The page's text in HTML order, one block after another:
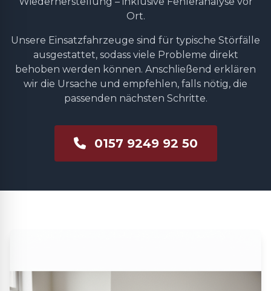
Ort.
Unsere Einsatzfahrzeuge sind für typische Störfälle
ausgestattet, sodass viele Probleme direkt
behoben werden können. Anschließend erklären
wir die Ursache und empfehlen, falls nötig, die
passenden nächsten Schritte.
0157 9249 92 50